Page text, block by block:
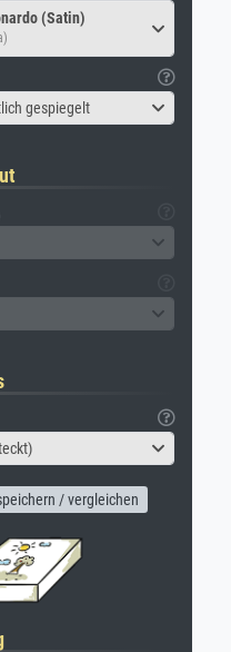
(Satin)
gespiegelt
/ vergleichen